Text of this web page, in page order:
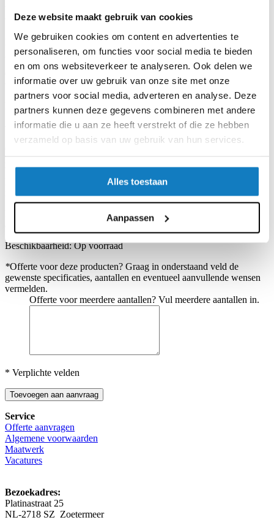
Deze website maakt gebruik van cookies
We gebruiken cookies om content en advertenties te
personaliseren, om functies voor social media te bieden
en om ons websiteverkeer te analyseren. Ook delen we
informatie over uw gebruik van onze site met onze
partners voor social media, adverteren en analyse. Deze
partners kunnen deze gegevens combineren met andere
informatie die u aan ze heeft verstrekt of die ze hebben
verzameld op basis van uw gebruik van hun services.
Alles toestaan
Aanpassen
Hammond 1595
Behuizing voor elektronische instrumenten op tafel, bij uitstek
geschikt voor het monteren van printplaten.
Gegoten uit vlamvertragend ABS kunststof (UL94V-0) in een
tweedelige constructie.
De geïntegreerde kaartgeleiders accepteren PCB's met een dikte van
1,5 mm. Er zijn opstaande nokken geintergreerd in de onderbak
voor het ondersteunen van verschillende subassemblages.
houden het verzonken paneel in de schuine voorkant van de
behuizing.
De behuizing wordt geleverd inclusief vier zelfklevende voetjes en
is beschikbaar in zwart en grijs.
De behuizingen kunnen desgewenst conform uw wensen bewerkt
aangeleverd worden (uitsparingen, opdruk, lak).
Beschikbaarheid:Op voorraad
*Offerte voor deze producten? Graag in onderstaand veld de
gewenste specificaties, aantallen en eventueel aanvullende wensen
vermelden.
Offerte voor meerdere aantallen? Vul meerdere aantallen in.
* Verplichte velden
Toevoegen aan aanvraag
Service
Offerte aanvragen
Algemene voorwaarden
Maatwerk
Vacatures
Bezoekadres:
Platinastraat 25
NL-2718 SZ Zoetermeer